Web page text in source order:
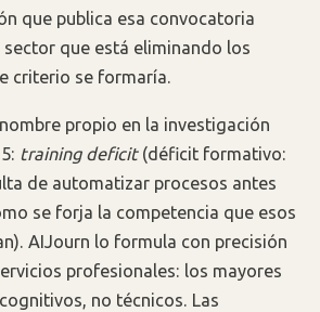
que publica esa convocatoria
que está eliminando los
criterio se formaría.
propio en la investigación
training deficit(déficit formativo:
de automatizar procesos antes
se forja la competencia que esos
AIJourn lo formula con precisión
profesionales: los mayores
no técnicos. Las